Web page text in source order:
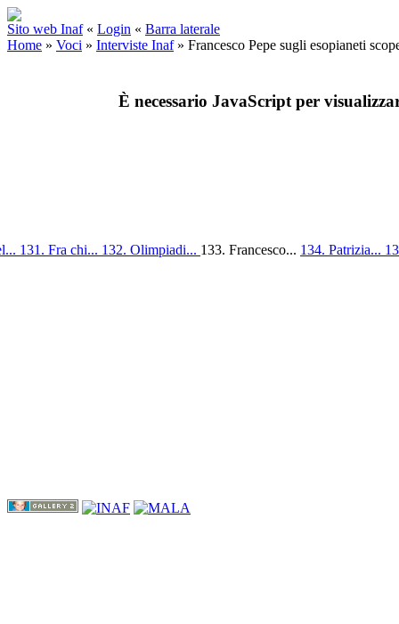
Sito web Inaf « Login « Barra laterale
Home » Voci » Interviste Inaf» Francesco Pepe sugli esopianeti
È necessario JavaScript per
131. Fra chi... 132. Olimpiadi... 133. Francesco... 134. Patrizia...